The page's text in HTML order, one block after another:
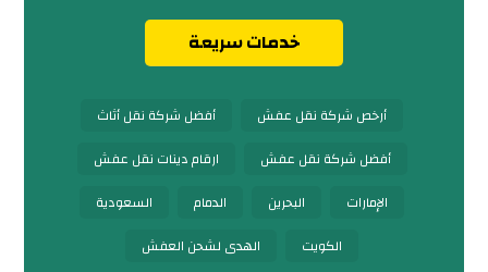
خدمات سريعة
أرخص شركة نقل عفش
أفضل شركة نقل أثاث
أفضل شركة نقل عفش
ارقام دينات نقل عفش
الإمارات
البحرين الدمام
السعودية
الكويت
الهدى لشحن العفش